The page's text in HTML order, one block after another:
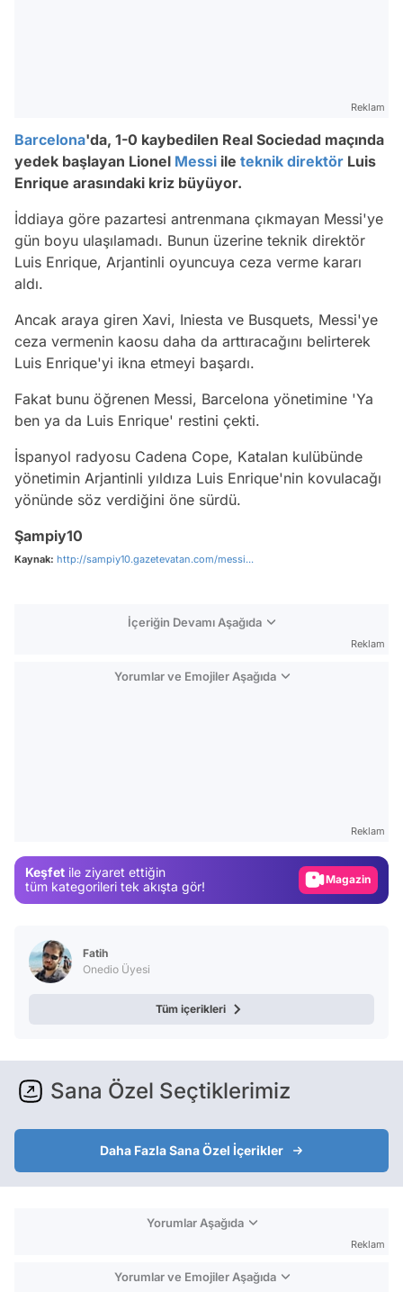
Reklam
Barcelona'da, 1-0 kaybedilen Real Sociedad maçında
yedek başlayan Lionel Messi ile teknik direktör Luis
Enrique arasındaki kriz büyüyor.
İddiaya göre pazartesi antrenmana çıkmayan Messi'ye
gün boyu ulaşılamadı. Bunun üzerine teknik direktör
Luis Enrique, Arjantinli oyuncuya ceza verme kararı
aldı.
Ancak araya giren Xavi, Iniesta ve Busquets, Messi'ye
ceza vermenin kaosu daha da arttıracağını belirterek
Luis Enrique'yi ikna etmeyi başardı.
Fakat bunu öğrenen Messi, Barcelona yönetimine 'Ya
ben ya da Luis Enrique' restini çekti.
İspanyol radyosu Cadena Cope, Katalan kulübünde
yönetimin Arjantinli yıldıza Luis Enrique'nin kovulacağı
yönünde söz verdiğini öne sürdü.
Şampiy10
Kaynak: http://sampiy10.gazetevatan.com/messi...
İçeriğin Devamı Aşağıda
Reklam
Yorumlar ve Emojiler Aşağıda
Reklam
Keşfet ile ziyaret ettiğin
tüm kategorileri tek akışta gör!
Magazin
Fatih
Onedio Üyesi
Tüm içerikleri
Sana Özel Seçtiklerimiz
Daha Fazla Sana Özel İçerikler
Yorumlar Aşağıda
Reklam
Yorumlar ve Emojiler Aşağıda